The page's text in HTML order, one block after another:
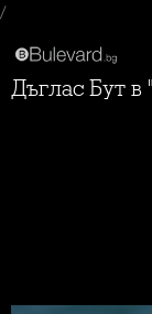
/
Дъглас Бут